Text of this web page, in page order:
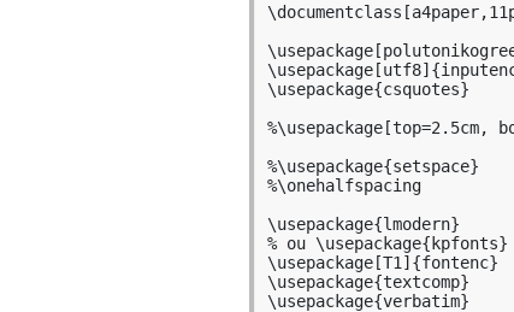
\usepackage{csquotes}
%\usepackage[top=2.5cm,
%\usepackage{setspace}
%\onehalfspacing
\usepackage{lmodern}
% ou \usepackage{kpfonts}
\usepackage[T1]{fontenc}
\usepackage{textcomp}
\usepackage{verbatim}